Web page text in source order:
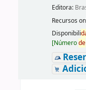
Editora:
Recursos
Disponibili
[Númerode